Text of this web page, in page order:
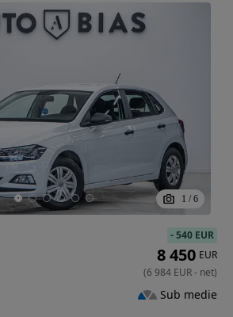
1 / 6
-540 EUR
8 450 EUR
(6 984 EUR- net)
Sub medie